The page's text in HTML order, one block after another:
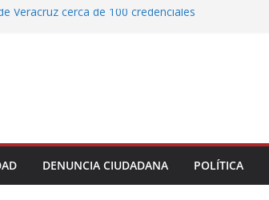
Veracruz cerca de 100 credenciales
tala ilegal
DENUNCIA CIUDADANA POLÍTICA